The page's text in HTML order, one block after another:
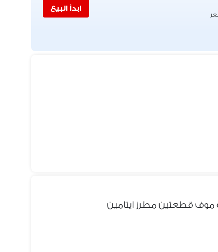
ابدأ البيع
قطعتين مطرز ايتامين